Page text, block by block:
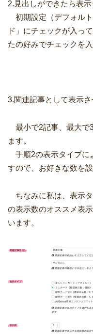
2.見出しができたら表示
初期設定（デフォル
ド」にチェックが入っ
たの好みでチェックを
3.関連記事として表示さ
最小で2記事、最大で
ます。
手順2の表示タイプに
すので、お好きな数を
ちなみに私は、表示
の表示数のオススメ表
います。